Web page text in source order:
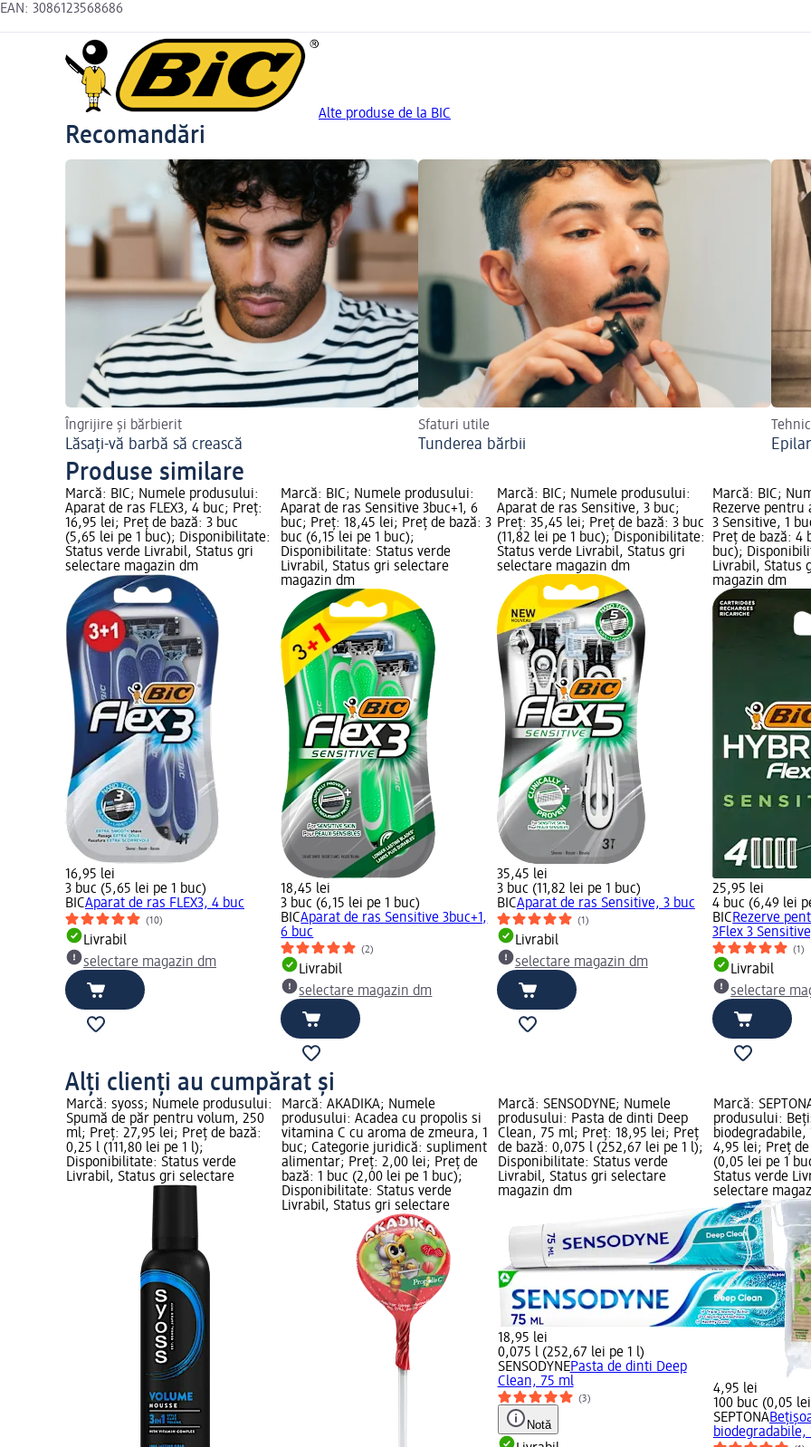
EAN: 3086123568686
Alte produse de la BIC
Recomandări
Îngrijire și bărbierit
Lăsați-vă barbă să crească
Sfaturi utile
Tunderea bărbii
Produse similare
Marcă: BIC; Numele produsului:
Aparat de ras FLEX3, 4 buc; Preț:
16,95 lei; Preț de bază: 3 buc
(5,65 lei pe 1 buc); Disponibilitate:
Status verde Livrabil, Status gri
selectare magazin dm
16,95 lei
3 buc (5,65 lei pe 1 buc)
BICAparat de ras FLEX3, 4 buc
(10)
Livrabil
selectare magazin dm
Marcă: BIC; Numele produsului:
Aparat de ras Sensitive 3buc+1, 6
buc; Preț: 18,45 lei; Preț de bază: 3
buc (6,15 lei pe 1 buc);
Disponibilitate: Status verde
Livrabil, Status gri selectare
magazin dm
18,45 lei
3 buc (6,15 lei pe 1 buc)
BICAparat de ras Sensitive 3buc+1,
6 buc
(2)
Livrabil
selectare magazin dm
Marcă: BIC; Numele produsului:
Aparat de ras Sensitive, 3 buc;
Preț: 35,45 lei; Preț de bază: 3 buc
(11,82 lei pe 1 buc); Disponibilitate:
Status verde Livrabil, Status gri
selectare magazin dm
35,45 lei
3 buc (11,82 lei pe 1 buc)
BICAparat de ras Sensitive, 3 buc
(1)
Livrabil
selectare magazin dm
Marcă: BIC;
Rezerve pentru
3 Sensitive, 1
Preț de bază: 4
buc);
Livrabil, Status
magazin dm
25,95 lei
4 buc (6,49 lei
BICRezerve
3Flex 3
(1)
Livrabil
selectare
Alți clienți au cumpărat și
Marcă: syoss; Numele produsului:
Spumă de păr pentru volum, 250
ml; Preț: 27,95 lei; Preț de bază:
0,25 l (111,80 lei pe 1 l);
Disponibilitate: Status verde
Livrabil, Status gri selectare
Marcă: AKADIKA; Numele
produsului: Acadea cu propolis si
vitamina C cu aroma de zmeura, 1
buc; Categorie juridică: supliment
alimentar; Preț: 2,00 lei; Preț de
bază: 1 buc (2,00 lei pe 1 buc);
Disponibilitate: Status verde
Livrabil, Status gri selectare
Marcă: SENSODYNE; Numele
produsului: Pasta de dinti Deep
Clean, 75 ml; Preț: 18,95 lei; Preț
de bază: 0,075 l (252,67 lei pe 1 l);
Disponibilitate: Status verde
Livrabil, Status gri selectare
magazin dm
18,95 lei
0,075 l (252,67 lei pe 1 l)
SENSODYNEPasta de dinti Deep
Clean, 75 ml
(3)
Notă
Marcă:
produsului:
biodegradabile,
4,95 lei; Preț de
(0,05 lei pe 1
Status verde
selectare
4,95 lei
100 buc (0,05
SEPTONA
biodegradabile,